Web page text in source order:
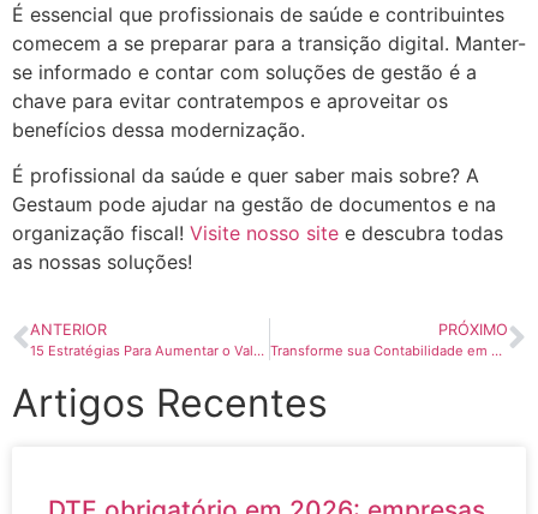
É essencial que profissionais de saúde e contribuintes
comecem a se preparar para a transição digital. Manter-
se informado e contar com soluções de gestão é a
chave para evitar contratempos e aproveitar os
benefícios dessa modernização.
É profissional da saúde e quer saber mais sobre? A
Gestaum pode ajudar na gestão de documentos e na
organização fiscal! Visite nosso site e descubra todas
as nossas soluções!
ANTERIOR
15 Estratégias Para Aumentar o Valor da Sua Aposentadoria pelo INSS
PRÓXIMO
Transforme sua Contabilidade em 2025:Gestão digital para pequenas e médias empresas
Artigos Recentes